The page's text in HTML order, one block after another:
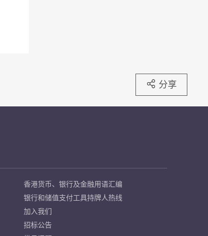
分享
香港货币、银行及金融用语汇编
银行和储值支付工具持牌人热线
加入我们
招标公告